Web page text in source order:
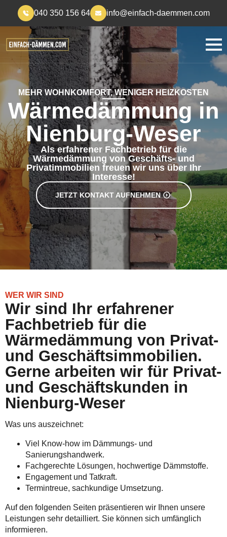
040 350 156 64 info@einfach-daemmen.com
MEHR WOHNKOMFORT, WENIGER HEIZKOSTEN
Wärmedämmung in
Nienburg-Weser
Als erfahrener Fachbetrieb für die
Wärmedämmung von Geschäfts- und
Privatimmobilien freuen wir uns über Ihr
Interesse!
JETZT KONTAKT AUFNEHMEN
WER WIR SIND
Wir sind Ihr erfahrener
Fachbetrieb für die
Wärmedämmung von Privat-
und Geschäftsimmobilien.
Gerne arbeiten wir für Privat-
und Geschäftskunden in
Nienburg-Weser
Was uns auszeichnet:
Viel Know-how im Dämmungs- und
Sanierungshandwerk.
Fachgerechte Lösungen, hochwertige Dämmstoffe.
Engagement und Tatkraft.
Termintreue, sachkundige Umsetzung.
Auf den folgenden Seiten präsentieren wir Ihnen unsere
Leistungen sehr detailliert. Sie können sich umfänglich
informieren.